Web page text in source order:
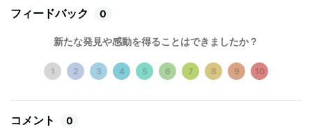
フィードバック 0
新たな発見や感動を得ることはできましたか？
1 2 3 4 5 6 7 8 9 10
コメント 0